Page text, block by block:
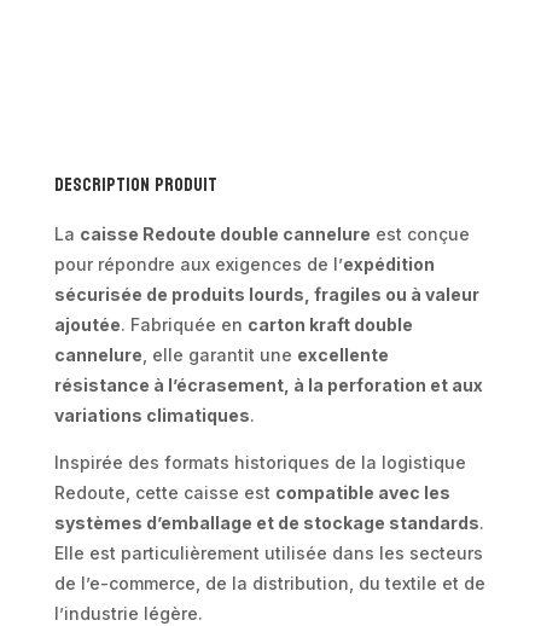
Description produit
La caisse Redoute double cannelure est conçue
pour répondre aux exigences de l’expédition
sécurisée de produits lourds, fragiles ou à valeur
ajoutée. Fabriquée en carton kraft double
cannelure , elle garantit une excellente
résistance à l’écrasement, à la perforation et aux
variations climatiques.
Inspirée des formats historiques de la logistique
Redoute, cette caisse est compatible avec les
systèmes d’emballage et de stockage standards.
Elle est particulièrement utilisée dans les secteurs
de l’e-commerce, de la distribution, du textile et de
l’industrie légère.